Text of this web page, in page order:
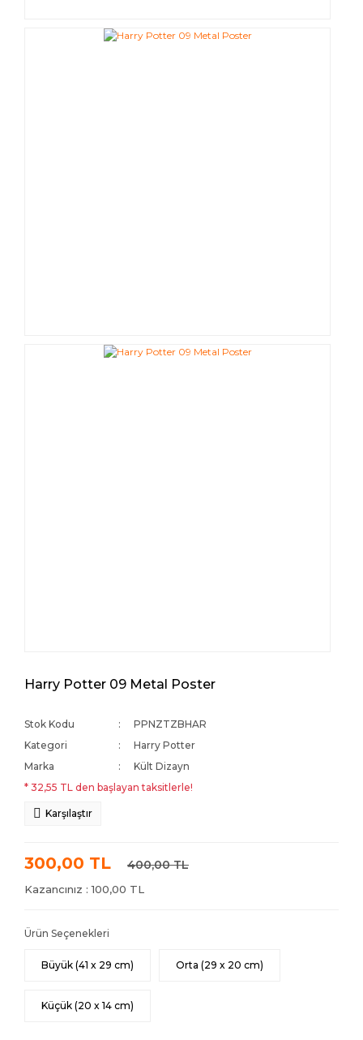
Harry Potter 09 Metal Poster
Stok Kodu
PPNZTZBHAR
Kategori
Harry Potter
Marka
Kült Dizayn
* 32,55 TL den başlayan taksitlerle!
Karşılaştır
300,00 TL 400,00 TL
Kazancınız : 100,00 TL
Ürün Seçenekleri
Büyük (41 x 29 cm) Orta (29 x 20 cm)
Küçük (20 x 14 cm)